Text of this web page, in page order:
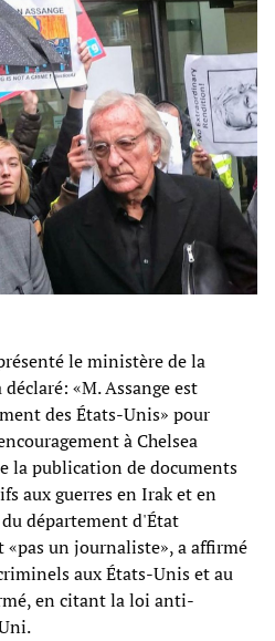
le ministère de la
«M. Assange est
des États-Unis» pour
à Chelsea
la publication de documents
aux guerres en Irak et en
département d'État
«pas un journaliste», a affirmé
aux États-Unis et au
en citant la loi anti-